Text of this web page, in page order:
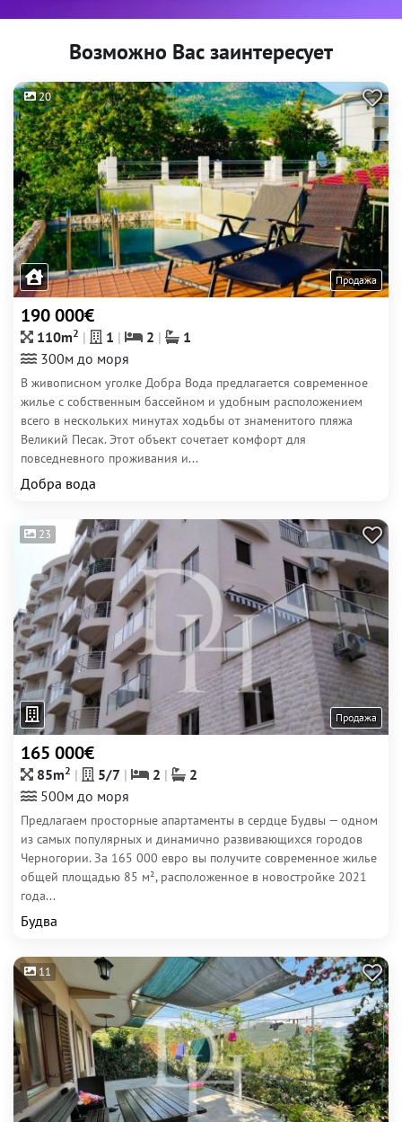
Возможно Вас заинтересует
20
Продажа
190 000€
110m2 1 2
1
300м до моря
В живописном уголке Добра Вода предлагается современное
жилье с собственным бассейном и удобным расположением
всего в нескольких минутах ходьбы от знаменитого пляжа
Великий Песак. Этот объект сочетает комфорт для
повседневного проживания и...
Добра вода
23
Продажа
165 000€
85m2 5/7 2
2
500м до моря
Предлагаем просторные апартаменты в сердце Будвы — одном
из самых популярных и динамично развивающихся городов
Черногории. За 165 000 евро вы получите современное жилье
общей площадью 85 м², расположенное в новостройке 2021
года...
Будва
11